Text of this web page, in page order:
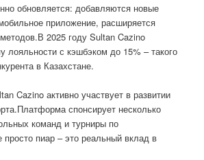
обновляется: добавляются новые
приложение, расширяется
2025 году Sultan Cazino
лояльности с кэшбэком до 15% – такого
в Казахстане.
Cazino активно участвует в развитии
спонсирует несколько
команд и турниры по
просто пиар – это реальный вклад в